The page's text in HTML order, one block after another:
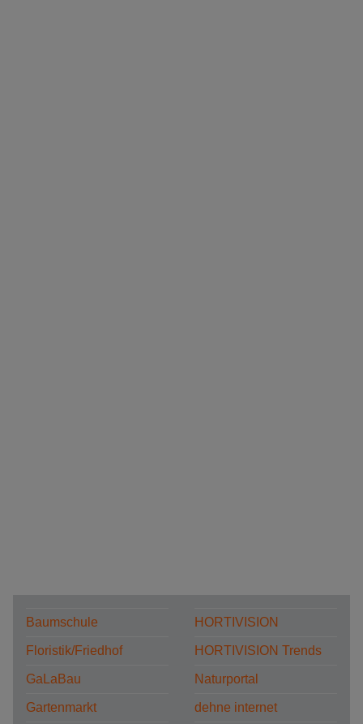
Baumschule
Floristik/Friedhof
GaLaBau
Gartenmarkt
HORTIVISION
HORTIVISION Trends
Naturportal
dehne internet